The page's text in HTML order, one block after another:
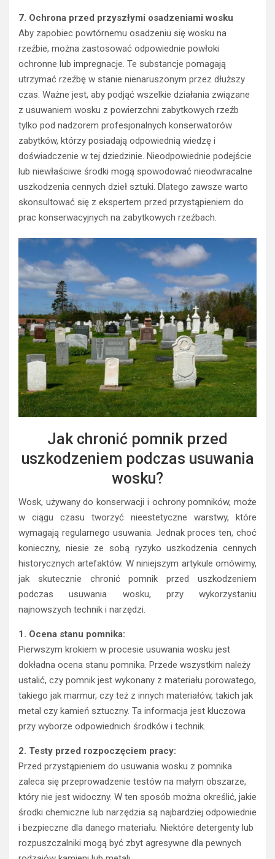
7. Ochrona przed przyszłymi osadzeniami wosku
Aby zapobiec powtórnemu osadzeniu się wosku na
rzeźbie, można zastosować odpowiednie powłoki
ochronne lub impregnacje. Te substancje pomagają
utrzymać rzeźbę w stanie nienaruszonym przez dłuższy
czas. Ważne jest, aby podjąć wszelkie działania związane
z usuwaniem wosku z powierzchni zabytkowych rzeźb
tylko pod nadzorem profesjonalnych konserwatorów
zabytków, którzy posiadają odpowiednią wiedzę i
doświadczenie w tej dziedzinie. Nieodpowiednie podejście
lub niewłaściwe środki mogą spowodować nieodwracalne
uszkodzenia cennych dzieł sztuki. Dlatego zawsze warto
skonsultować się z ekspertem przed przystąpieniem do
prac konserwacyjnych na zabytkowych rzeźbach.
Jak chronić pomnik przed
uszkodzeniem podczas usuwania
wosku?
Wosk, używany do konserwacji i ochrony pomników, może
w ciągu czasu tworzyć nieestetyczne warstwy, które
wymagają regularnego usuwania. Jednak proces ten, choć
konieczny, niesie ze sobą ryzyko uszkodzenia cennych
historycznych artefaktów. W niniejszym artykule omówimy,
jak skutecznie chronić pomnik przed uszkodzeniem
podczas usuwania wosku, przy wykorzystaniu
najnowszych technik i narzędzi.
1. Ocena stanu pomnika:
Pierwszym krokiem w procesie usuwania wosku jest
dokładna ocena stanu pomnika. Przede wszystkim należy
ustalić, czy pomnik jest wykonany z materiału porowatego,
takiego jak marmur, czy też z innych materiałów, takich jak
metal czy kamień sztuczny. Ta informacja jest kluczowa
przy wyborze odpowiednich środków i technik.
2. Testy przed rozpoczęciem pracy:
Przed przystąpieniem do usuwania wosku z pomnika
zaleca się przeprowadzenie testów na małym obszarze,
który nie jest widoczny. W ten sposób można określić, jakie
środki chemiczne lub narzędzia są najbardziej odpowiednie
i bezpieczne dla danego materiału. Niektóre detergenty lub
rozpuszczalniki mogą być zbyt agresywne dla pewnych